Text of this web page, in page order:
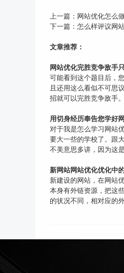
上一篇： 网站优化怎么
下一篇： 怎么样评议网
文章推荐：
网站优化完胜竞争敌手
可能看到这个题目后，
且还用这么看似不可思
招就可以完胜竞争敌手
用切身经历奉告您学好
对于我是怎么学习网站
要大一些的学校了。跟
不美意思多讲，因为这
新网站网站优化优化中
新建设的网站，在网站
本身有外链资源，把这
的状况不同，相对应的